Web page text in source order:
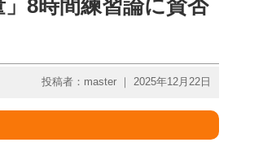
」8時間練習論に賛否
投稿者：master ｜ 2025年12月22日